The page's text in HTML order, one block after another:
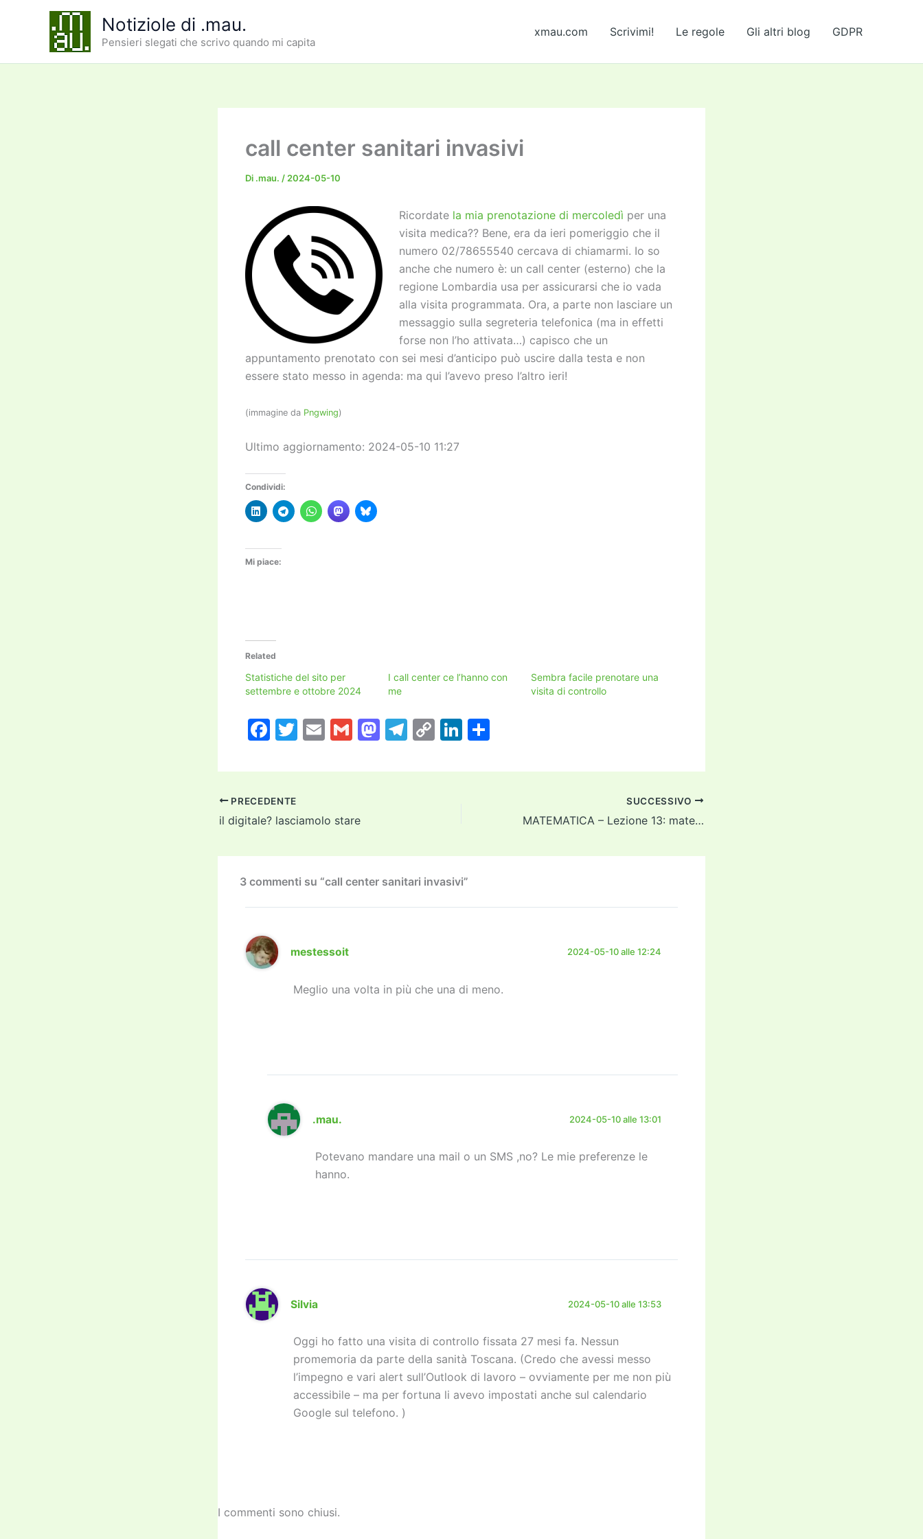
Notiziole di .mau.
Pensieri slegati che scrivo quando mi capita
xmau.com Scrivimi! Le regole Gli altri blog GDPR
call center sanitari invasivi
Di .mau. / 2024-05-10
Ricordate la mia prenotazione di mercoledì per una
visita medica?? Bene, era da ieri pomeriggio che il
numero 02/78655540 cercava di chiamarmi. Io so
anche che numero è: un call center (esterno) che la
regione Lombardia usa per assicurarsi che io vada
alla visita programmata. Ora, a parte non lasciare un
messaggio sulla segreteria telefonica (ma in effetti
forse non l’ho attivata…) capisco che un
appuntamento prenotato con sei mesi d’anticipo può uscire dalla testa e non
essere stato messo in agenda: ma qui l’avevo preso l’altro ieri!
(immagine da Pngwing)
Ultimo aggiornamento: 2024-05-10 11:27
Condividi:
Mi piace:
Related
Statistiche del sito per
settembre e ottobre 2024
I call center ce l’hanno con
me
Sembra facile prenotare una
visita di controllo
F
c
e
b
o
k
T
itt
E
ai
G
ai
M
st
n
T
e
C
p
k
Li
k n
PRECEDENTE
il digitale? lasciamolo stare
SUCCESSIVO
MATEMATICA – Lezione 13: matematica e musica
3 commenti su “call center sanitari invasivi”
mestessoit 2024-05-10 alle 12:24
Meglio una volta in più che una di meno.
.mau. 2024-05-10 alle 13:01
Potevano mandare una mail o un SMS ,no? Le mie preferenze le
hanno.
Silvia 2024-05-10 alle 13:53
Oggi ho fatto una visita di controllo fissata 27 mesi fa. Nessun
promemoria da parte della sanità Toscana. (Credo che avessi messo
l’impegno e vari alert sull’Outlook di lavoro – ovviamente per me non più
accessibile – ma per fortuna li avevo impostati anche sul calendario
Google sul telefono. )
I commenti sono chiusi.